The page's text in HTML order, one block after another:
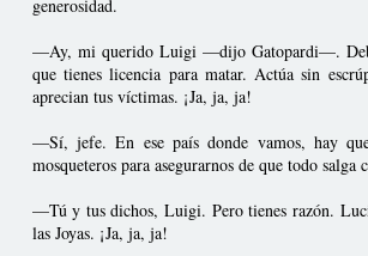
generosidad.
—Ay, mi querido Luigi —dijo Gatopardi—.
que tienes licencia para matar. Actúa sin
aprecian tus víctimas. ¡Ja, ja, ja!
—Sí, jefe. En ese país donde vamos, hay
mosqueteros para asegurarnos de que todo
—Tú y tus dichos, Luigi. Pero tienes razón.
las Joyas. ¡Ja, ja, ja!